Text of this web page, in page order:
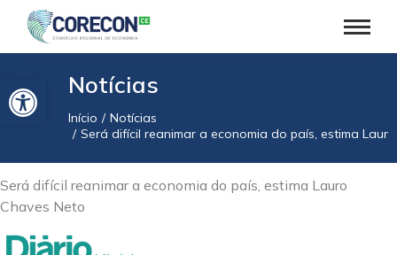
Barra de Ferramentas AbertaNotícias
Você está aqui:
Início
Notícias
Será difícil reanimar a economia do país, estima
Será difícil reanimar a economia do país, estima Lauro
Chaves Neto